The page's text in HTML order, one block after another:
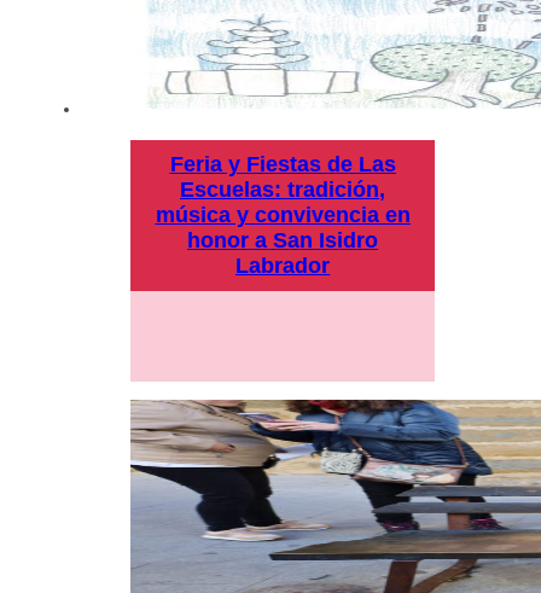
Feria y Fiestas de Las
Escuelas: tradición,
música y convivencia en
honor a San Isidro
Labrador